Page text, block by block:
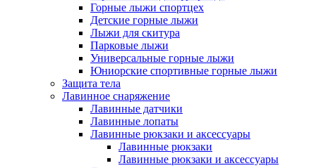
Горные лыжи спортцех
Детские горные лыжи
Лыжи для скитура
Парковые лыжи
Универсальные горные лыжи
Юниорские спортивные горные лыжи
Защита тела
Лавинное снаряжение
Лавинные датчики
Лавинные лопаты
Лавинные рюкзаки и аксессуары
Лавинные рюкзаки
Лавинные рюкзаки и аксессуары